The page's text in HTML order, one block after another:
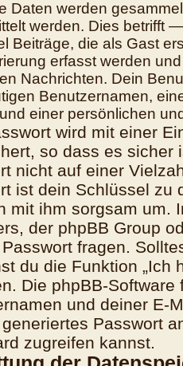
Daten werden
werden. Dies betrifft
Beiträge, die als Gast
erfasst werden
Nachrichten. Dein
Benutzernamen,
einer persönlichen
wird mit einer
so dass es sicher
nicht auf einer
ist dein Schlüssel zu
mit ihm sorgsam um.
der phpBB Group
fragen.
du die Funktion „Ich
Die phpBB-
und deiner E-
Passwort
zugreifen kannst.